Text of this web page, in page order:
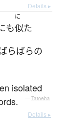
Details ▸
も
に
似た
らばらの
isolated
— Tatoeba
Details ▸